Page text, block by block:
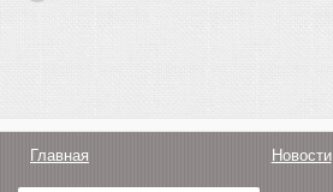
Главная Новости